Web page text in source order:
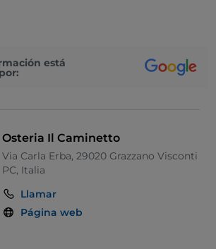
está
Osteria Il Caminetto
Via Carla Erba, 29020 Grazzano Visconti
PC, Italia
Llamar
Página web